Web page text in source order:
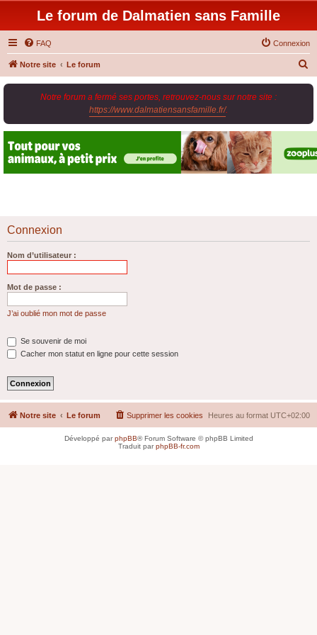
Le forum de Dalmatien sans Famille
FAQ Connexion
Notre site Le forum
e
r
Notre forum a fermé ses portes, retrouvez-nous sur notre site :
https://www.dalmatiensansfamille.fr/.
Connexion
Nom d’utilisateur :
Mot de passe :
J’ai oublié mon mot de passe
Se souvenir de moi
Cacher mon statut en ligne pour cette session
Notre site Le forum Heures au format UTC+02:00
Supprimer les cookies
Développé parphpBB® Forum Software © phpBB Limited
Traduit parphpBB-fr.com